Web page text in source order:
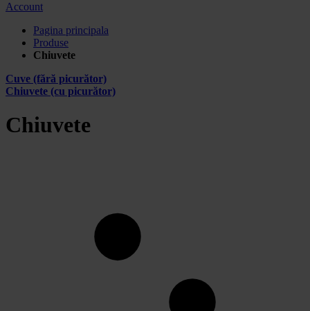
Account
Pagina principala
Produse
Chiuvete
Cuve (fără picurător)
Chiuvete (cu picurător)
Chiuvete